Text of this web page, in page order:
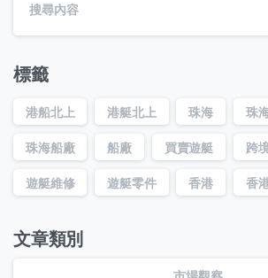
標籤
港船北上 港艇北上 珠海 珠
珠海船廠 船廠 買賣遊艇 跨
遊艇維修 遊艇零件 香港 香
文章類別